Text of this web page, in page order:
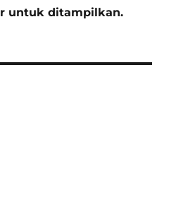
untuk ditampilkan.